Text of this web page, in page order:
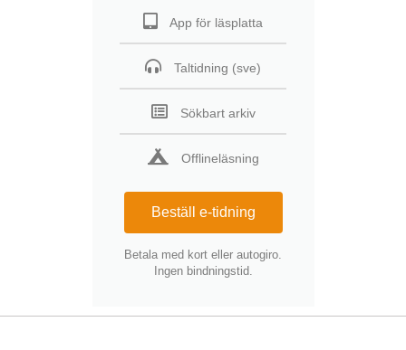
App för läsplatta
Taltidning (sve)
Sökbart arkiv
Offlineläsning
Beställ e-tidning
Betala med kort eller autogiro.
Ingen bindningstid.